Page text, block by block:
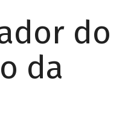
do
da